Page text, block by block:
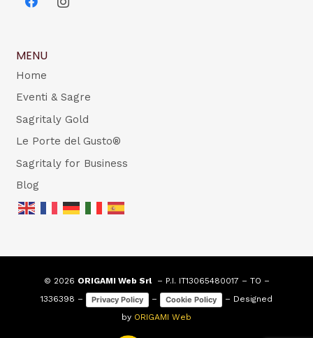
MENU
Home
Eventi & Sagre
Sagritaly Gold
Le Porte del Gusto®
Sagritaly for Business
Blog
© 2026 ORIGAMI Web Srl– P.I. IT13065480017 – TO –
1336398 –
Privacy Policy – Cookie Policy
– Designed
by ORIGAMI Web